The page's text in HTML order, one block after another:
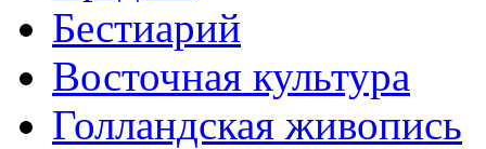
Бестиарий
Восточная культура
Голландская живопись